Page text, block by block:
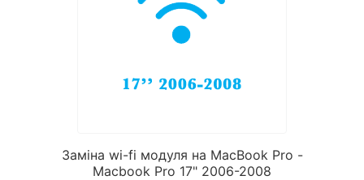
Заміна wi-fi модуля на MacBook Pro -
Macbook Pro 17" 2006-2008